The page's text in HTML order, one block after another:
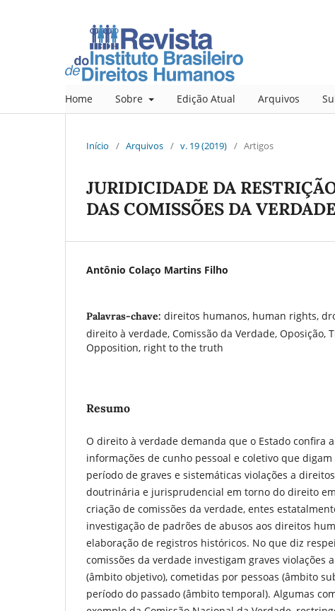
Home Sobre Edição Atual Arquivos
Início / Arquivos / v. 19 (2019) / Artigos
JURIDICIDADE DA
DAS COMISSÕES DA
Antônio Colaço Martins Filho
Palavras-chave: direitos humanos, human rights,
direito à verdade, Comissão da Verdade, Oposição,
Opposition, right to the truth
Resumo
O direito à verdade demanda que o Estado confira
informações de cunho pessoal e coletivo que
período de graves e sistemáticas violações a
doutrinária e jurisprudencial em torno do direito
criação de comissões da verdade, entes
investigação de padrões de abusos aos direitos
elaboração de registros históricos. No que diz
comissões da verdade investigam graves violações
(âmbito objetivo), cometidas por pessoas (âmbito
período do passado (âmbito temporal). Algumas